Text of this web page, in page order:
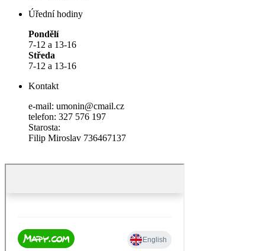
Úřední hodiny
Pondělí
7-12 a 13-16
Středa
7-12 a 13-16
Kontakt
e-mail: umonin@cmail.cz
telefon: 327 576 197
Starosta:
Filip Miroslav 736467137